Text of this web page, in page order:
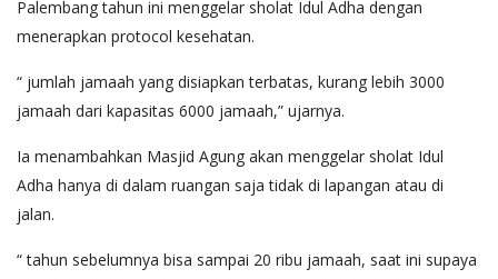
Palembang tahun ini menggelar sholat Idul Adha dengan
menerapkan protocol kesehatan.
“ jumlah jamaah yang disiapkan terbatas, kurang lebih 3000
jamaah dari kapasitas 6000 jamaah,” ujarnya.
Ia menambahkan Masjid Agung akan menggelar sholat Idul
Adha hanya di dalam ruangan saja tidak di lapangan atau di
jalan.
“ tahun sebelumnya bisa sampai 20 ribu jamaah, saat ini supaya